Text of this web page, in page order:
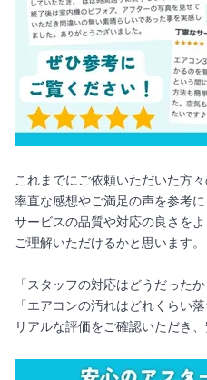
これまでにご依頼いただいた方
率直な感想やご満足の声を参考に
サービスの品質や対応の良さを
ご理解いただけるかと思います。
「スタッフの対応はどうだったか
「エアコンの汚れはどれくらい
リアルな評価をご確認いただき